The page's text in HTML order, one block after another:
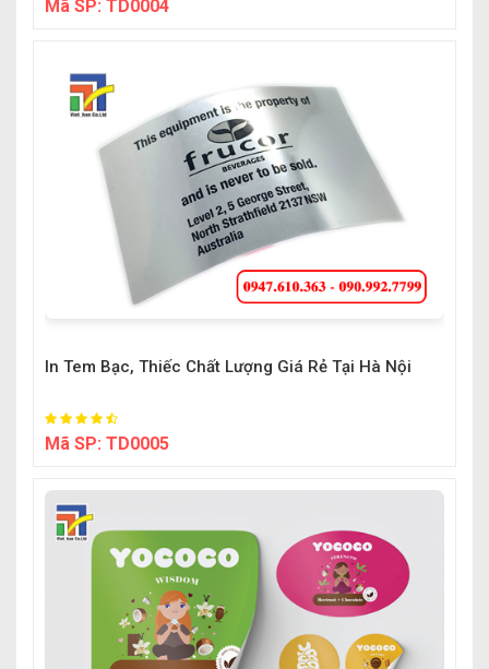
Mã SP: TD0004
In Tem Bạc, Thiếc Chất Lượng Giá Rẻ Tại Hà Nội
Mã SP: TD0005